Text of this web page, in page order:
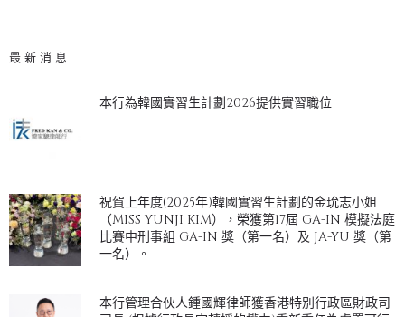
最新消息
本行為韓國實習生計劃2026提供實習職位
祝賀上年度(2025年)韓國實習生計劃的金玧志小姐
（MISS YUNJI KIM），榮獲第17屆 GA-IN 模擬法庭
比賽中刑事組 GA-IN 獎（第一名）及 JA-YU 獎（第
一名）。
本行管理合伙人鍾國輝律師獲香港特別行政區財政司